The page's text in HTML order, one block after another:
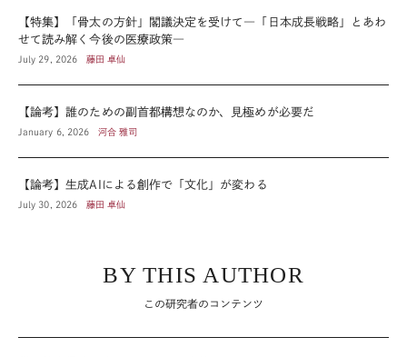
【特集】「骨太の方針」閣議決定を受けて―「日本成長戦略」とあわ
せて読み解く今後の医療政策―
July 29, 2026 藤田 卓仙
【論考】誰のための副首都構想なのか、見極めが必要だ
January 6, 2026 河合 雅司
【論考】生成AIによる創作で「文化」が変わる
July 30, 2026 藤田 卓仙
BY THIS AUTHOR
この研究者のコンテンツ